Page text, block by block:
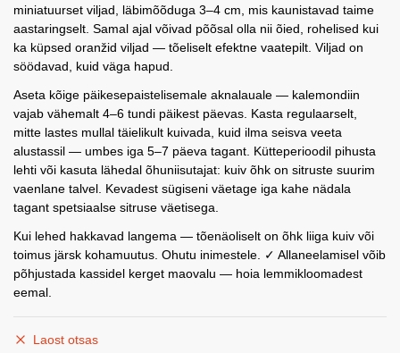
miniatuurset viljad, läbimõõduga 3–4 cm, mis kaunistavad taime
aastaringselt. Samal ajal võivad põõsal olla nii õied, rohelised kui
ka küpsed oranžid viljad — tõeliselt efektne vaatepilt. Viljad on
söödavad, kuid väga hapud.
Aseta kõige päikesepaistelisemale aknalauale — kalemondiin
vajab vähemalt 4–6 tundi päikest päevas. Kasta regulaarselt,
mitte lastes mullal täielikult kuivada, kuid ilma seisva veeta
alustassil — umbes iga 5–7 päeva tagant. Kütteperioodil pihusta
lehti või kasuta lähedal õhuniisutajat: kuiv õhk on sitruste suurim
vaenlane talvel. Kevadest sügiseni väetage iga kahe nädala
tagant spetsiaalse sitruse väetisega.
Kui lehed hakkavad langema — tõenäoliselt on õhk liiga kuiv või
toimus järsk kohamuutus. Ohutu inimestele. ✓ Allaneelamisel võib
põhjustada kassidel kerget maovalu — hoia lemmikloomadest
eemal.
Laost otsas